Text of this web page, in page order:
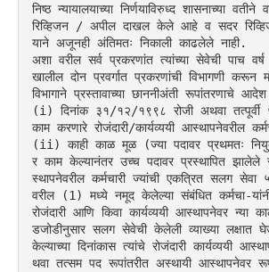
निष्ठ न्यायालयाच्या निर्णयाविरुध्द शासनाच्या वतीने
रिव्हिजन / अपील दाखल केले आहे व सदर
याने अजूनही अंतिमतः निकाली काढलेले नाही.
अशा वरील सर्व प्रकरणांत त्यांच्या सेवेची पाच वर्ष
खालील दोन प्रवर्गात प्रकरणांची विभागणी करून
विभागाने प्रस्तावाच्या छाननीअंती रूपांतरणाचे आदेश
(i) दिनांक ३१/१२/१९९८ रोजी अथवा तत्पूर्वी
काम करणारे रोजंदारी/कार्यव्ययी आस्थापनेवरील
(ii) काही काळ मूळ (ज्या पदावर प्रथमतः
र काम केल्यानंतर उच्च पदावर प्रस्थापित झालेले
स्थापनेवरील कर्मचारी ज्यांची एकत्रित सलग सेवा
वरील (1) मध्ये नमूद केलेल्या संबंधित कर्मचा-
रोजंदारी आणि किवा कार्यव्ययी आस्थापनेवर न्या
डजोडीनुसार सलग सेवेची केलेली व्याख्या लक्षात
केल्याच्या दिनांकास त्यांचे रोजंदारी कार्यव्ययी
थवा तत्सम पद रूपांतरीत अस्थायी आस्थापनेवर